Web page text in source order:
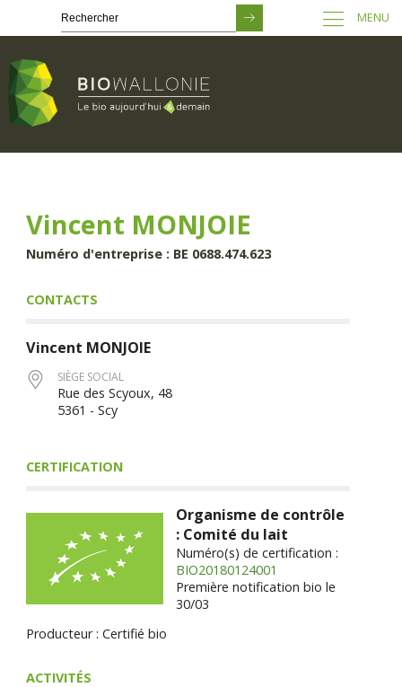
principal
MENU
Vincent MONJOIE
Numéro d'entreprise : BE 0688.474.623
CONTACTS
Vincent MONJOIE
SIÈGE SOCIAL
Rue des Scyoux, 48
5361 - Scy
CERTIFICATION
Organisme de contrôle
: Comité du lait
Numéro(s) de certification :
BIO20180124001
Première notification bio le
30/03
Producteur : Certifié bio
ACTIVITÉS